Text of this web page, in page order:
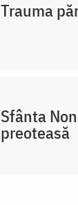
Trauma
Sfânta
preoteasă